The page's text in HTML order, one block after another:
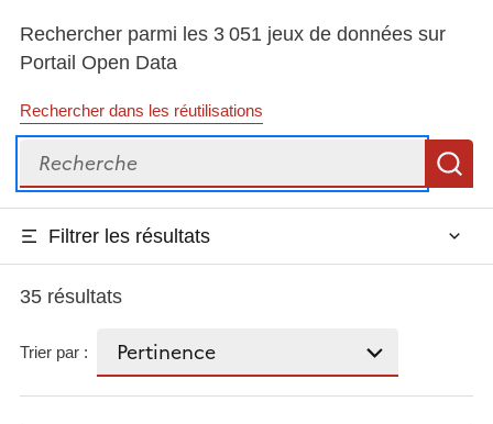
Rechercher parmi les 3 051 jeux de données sur
Portail Open Data
Rechercher dans les réutilisations
Recherche
Filtrer les résultats
35 résultats
Trier par :